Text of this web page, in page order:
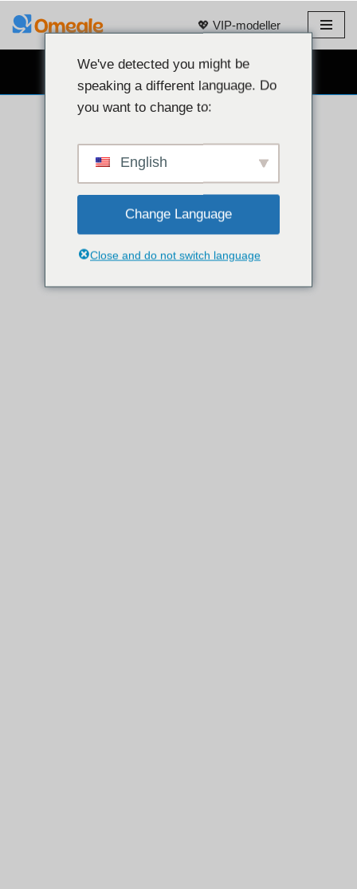
💖 VIP-modeller
GRATIS WEBCAM CHAT 👉
We've detected you might be
speaking a different language. Do
you want to change to:
English
Change Language
Close and do not switch language